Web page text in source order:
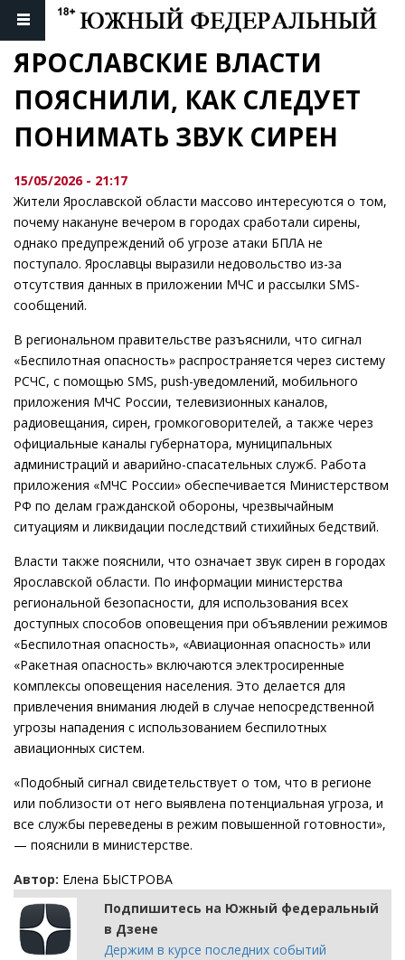
ЯРОСЛАВСКИЕ ВЛАСТИ
ПОЯСНИЛИ, КАК СЛЕДУЕТ
ПОНИМАТЬ ЗВУК СИРЕН
15/05/2026 - 21:17
Жители Ярославской области массово интересуются о том,
почему накануне вечером в городах сработали сирены,
однако предупреждений об угрозе атаки БПЛА не
поступало. Ярославцы выразили недовольство из-за
отсутствия данных в приложении МЧС и рассылки SMS-
сообщений.
В региональном правительстве разъяснили, что сигнал
«Беспилотная опасность» распространяется через систему
РСЧС, с помощью SMS, push-уведомлений, мобильного
приложения МЧС России, телевизионных каналов,
радиовещания, сирен, громкоговорителей, а также через
официальные каналы губернатора, муниципальных
администраций и аварийно-спасательных служб. Работа
приложения «МЧС России» обеспечивается Министерством
РФ по делам гражданской обороны, чрезвычайным
ситуациям и ликвидации последствий стихийных бедствий.
Власти также пояснили, что означает звук сирен в городах
Ярославской области. По информации министерства
региональной безопасности, для использования всех
доступных способов оповещения при объявлении режимов
«Беспилотная опасность», «Авиационная опасность» или
«Ракетная опасность» включаются электросиренные
комплексы оповещения населения. Это делается для
привлечения внимания людей в случае непосредственной
угрозы нападения с использованием беспилотных
авиационных систем.
«Подобный сигнал свидетельствует о том, что в регионе
или поблизости от него выявлена потенциальная угроза, и
все службы переведены в режим повышенной готовности»,
— пояснили в министерстве.
Автор: Елена БЫСТРОВА
Подпишитесь на Южный федеральный
в Дзене
Держим в курсе последних событий